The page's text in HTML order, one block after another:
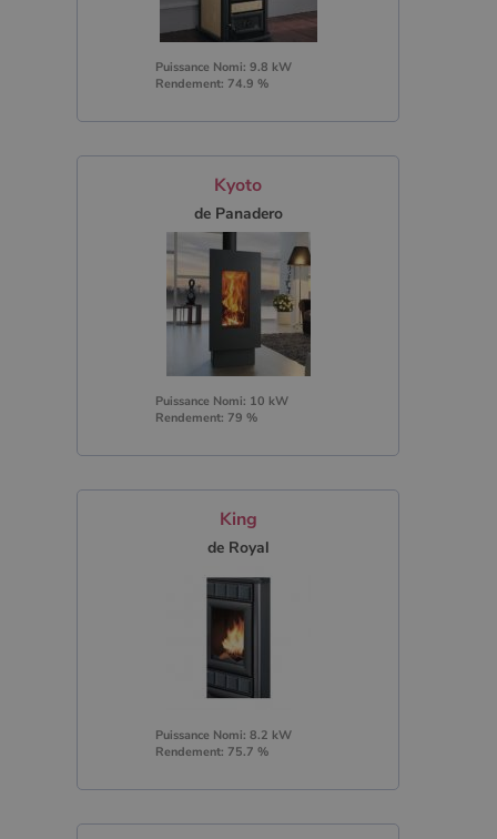
Puissance Nomi: 9.8 kW
Rendement: 74.9 %
Kyoto
de Panadero
Puissance Nomi: 10 kW
Rendement: 79 %
King
de Royal
Puissance Nomi: 8.2 kW
Rendement: 75.7 %